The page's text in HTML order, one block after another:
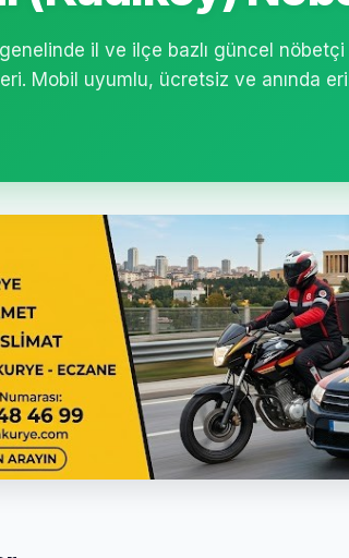
il ve ilçe bazlı güncel
Mobil uyumlu, ücretsiz ve anında